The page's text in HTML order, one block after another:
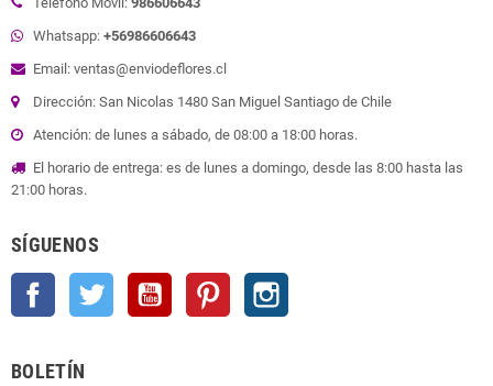
Whatsapp: +56986606643
Email: ventas@enviodeflores.cl
Dirección: San Nicolas 1480 San Miguel Santiago de Chile
Atención: de lunes a sábado, de 08:00 a 18:00 horas.
El horario de entrega: es de lunes a domingo, desde las 8:00 hasta las
21:00 horas.
SÍGUENOS
Facebook Twitter YouTube Pinterest
BOLETÍN